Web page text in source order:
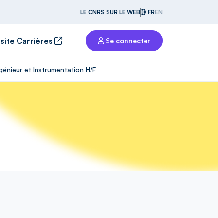
LE CNRS SUR LE WEB FREN
Carrières Se connecter
et Instrumentation H/F